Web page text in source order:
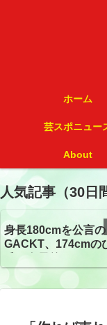
ホーム
芸スポニュー
About
人気記事（30日
身長180cmを公言の
GACKT、174cmの
トざわつき イベン
真が話題